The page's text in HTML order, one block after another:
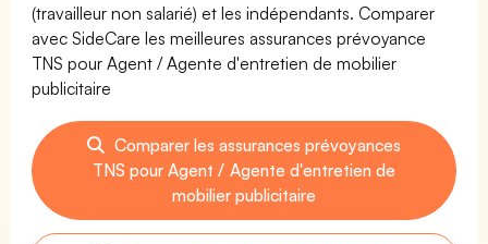
(travailleur non salarié) et les indépendants. Comparer
avec SideCare les meilleures assurances prévoyance
TNS pour Agent / Agente d'entretien de mobilier
publicitaire
Comparer les assurances prévoyances
TNS pour Agent / Agente d'entretien de
mobilier publicitaire